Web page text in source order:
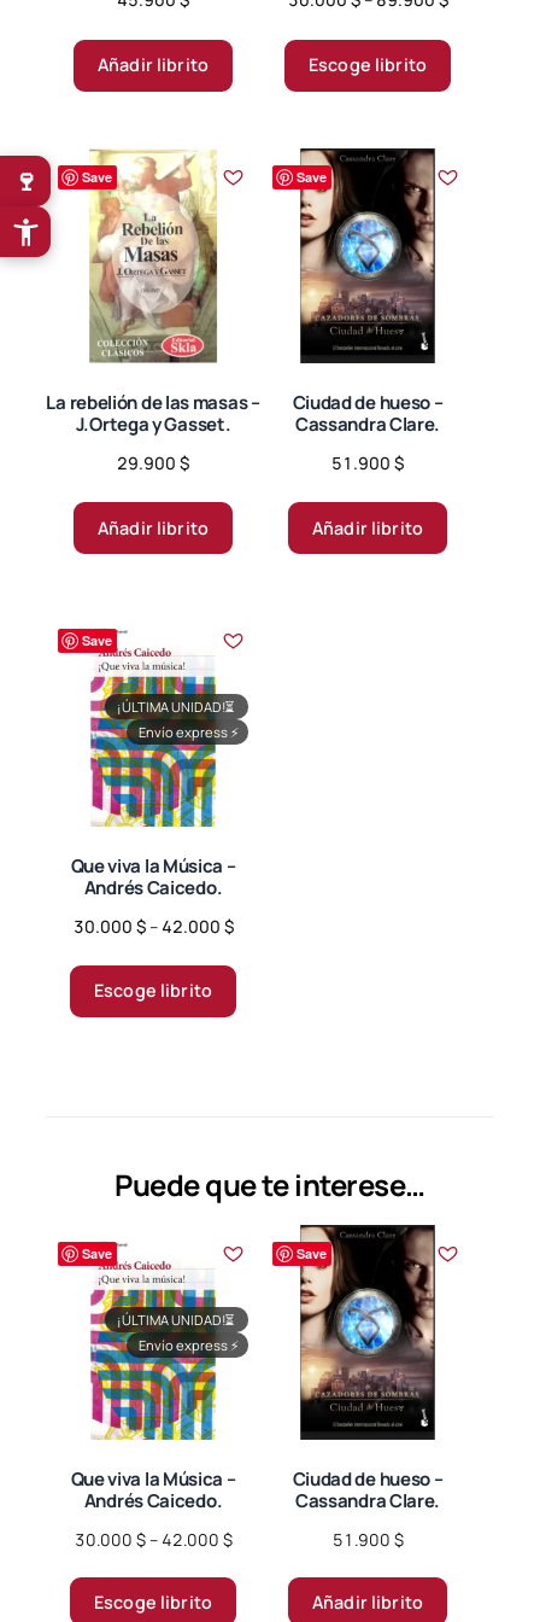
Añadir librito
30.000 $
Escoge librito
tiene
Las
Save
La rebelión de las masas –
J.Ortega y Gasset.
29.900 $
Añadir librito
Save
Ciudad de hueso –
Cassandra Clare.
51.900 $
Añadir librito
Save
Que viva la Música –
Andrés Caicedo.
30.000 $– 42.000 $Price
30.000 $
¡ÚLTIMA UNIDAD!⏳
Envío express ⚡
Escoge librito
tiene
se
pueden
en
página
de
producto
Puede que te interese…
Save
Que viva la Música –
Andrés Caicedo.
30.000 $– 42.000 $Price
30.000 $
through
¡ÚLTIMA UNIDAD!⏳
Envío express ⚡
Escoge librito
producto
Save
Ciudad de hueso –
Cassandra Clare.
51.900 $
Añadir librito
🍷